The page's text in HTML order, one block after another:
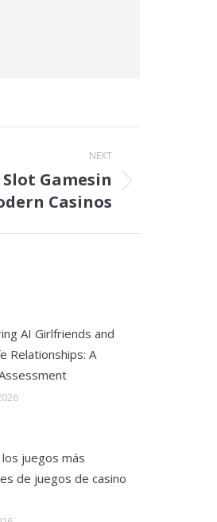
NEXT
Gamesin
Casinos
AI Girlfriends and
Relationships: A
los juegos más
de juegos de casino